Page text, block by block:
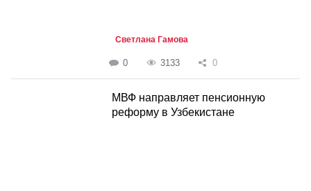
Светлана Гамова
0 3133 0
МВФ направляет пенсионную
реформу в Узбекистане